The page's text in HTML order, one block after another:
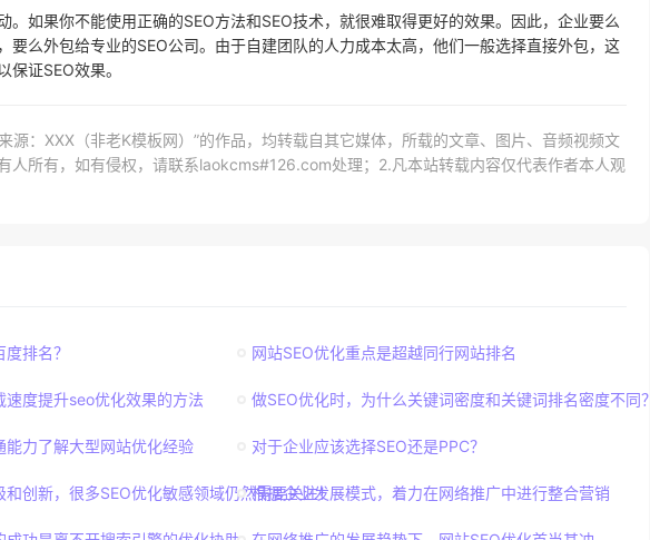
。如果你不能使用正确的SEO方法和SEO技术，就很难取得更好的效果。因此，企业要么
要么外包给专业的SEO公司。由于自建团队的人力成本太高，他们一般选择直接外包，这
证SEO效果。
源：XXX（非老K模板网）”的作品，均转载自其它媒体，所载的文章、图片、音频视频文
人所有，如有侵权，请联系laokcms#126.com处理；2.凡本站转载内容仅代表作者本人观
排名？ 网站SEO优化重点是超越同行网站排名
度提升seo优化效果的方法 做SEO优化时，为什么关键词密度和关键词排名密度不同？
能力了解大型网站优化经验 对于企业应该选择SEO还是PPC？
创新，很多SEO优化敏感领域仍然需要关注！根据企业发展模式，着力在网络推广中进行整合营销